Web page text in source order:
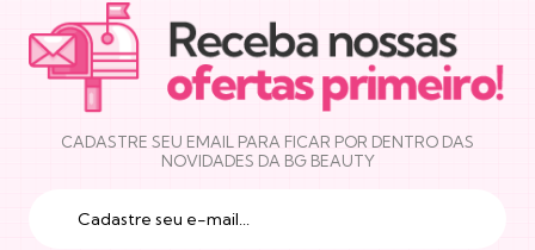
NEWSLETTER
CADASTRE SEU EMAIL PARA FICAR POR DENTRO DAS
NOVIDADES DA BG BEAUTY